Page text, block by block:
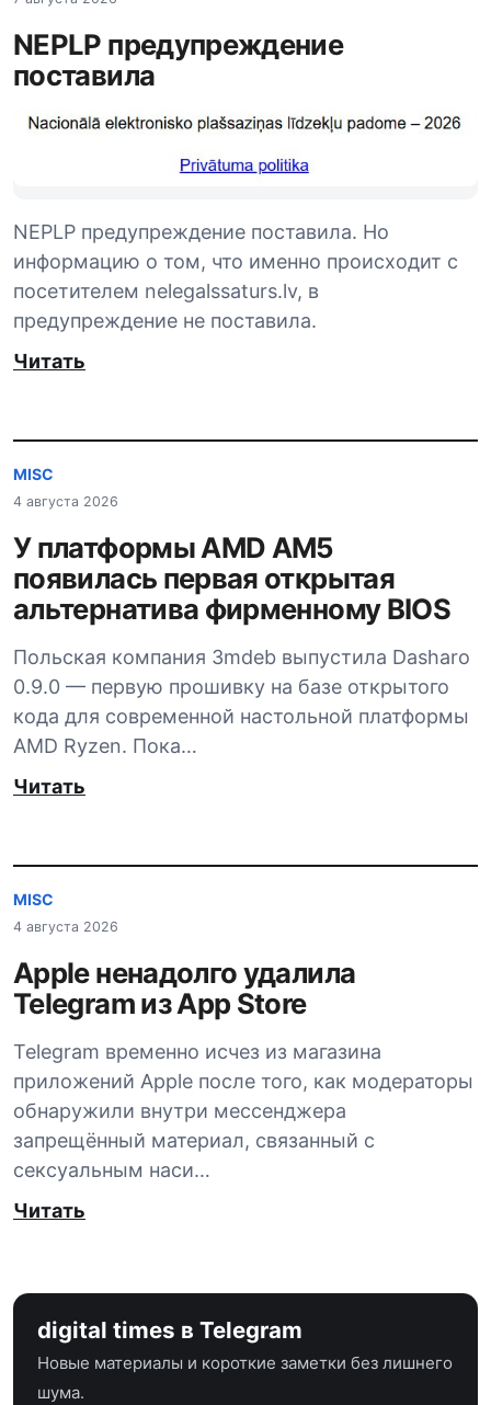
NEPLP предупреждение
поставила
NEPLP предупреждение поставила. Но
информацию о том, что именно происходит с
посетителем nelegalssaturs.lv, в
предупреждение не поставила.
Читать
MISC
4 августа 2026
У платформы AMD AM5
появилась первая открытая
альтернатива фирменному BIOS
Польская компания 3mdeb выпустила Dasharo
0.9.0 — первую прошивку на базе открытого
кода для современной настольной платформы
AMD Ryzen. Пока…
Читать
MISC
4 августа 2026
Apple ненадолго удалила
Telegram из App Store
Telegram временно исчез из магазина
приложений Apple после того, как модераторы
обнаружили внутри мессенджера
запрещённый материал, связанный с
сексуальным наси…
Читать
digital times в Telegram
Новые материалы и короткие заметки без лишнего
шума.